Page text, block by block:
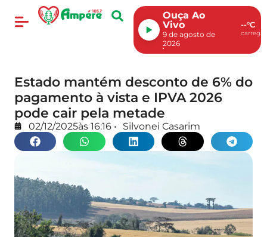
Ouça Ao
Vivo
9 de agosto de
2026
--°C
Estado mantém desconto de 6% do
pagamento à vista e IPVA 2026
pode cair pela metade
02/12/2025às 16:16 • Silvonei Casarim